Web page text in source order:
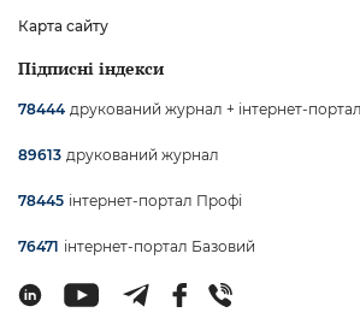
Карта сайту
Підписні індекси
78444 друкований журнал + інтернет-
89613 друкований журнал
78445 інтернет-портал Профі
76471 інтернет-портал Базовий